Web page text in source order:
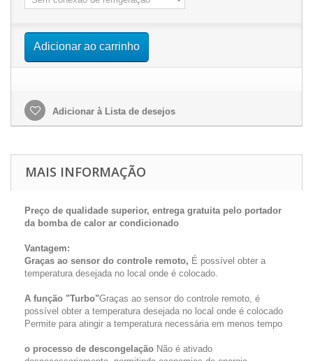
Adicionar ao carrinho
Adicionar à Lista de desejos
MAIS INFORMAÇÃO
Preço de qualidade superior, entrega gratuita pelo portador
da bomba de calor ar condicionado
Vantagem:
Graças ao sensor do controle remoto, É possível obter a
temperatura desejada no local onde é colocado.
A função "Turbo"Graças ao sensor do controle remoto, é
possível obter a temperatura desejada no local onde é colocado
Permite para atingir a temperatura necessária em menos tempo
o processo de descongelação Não é ativado